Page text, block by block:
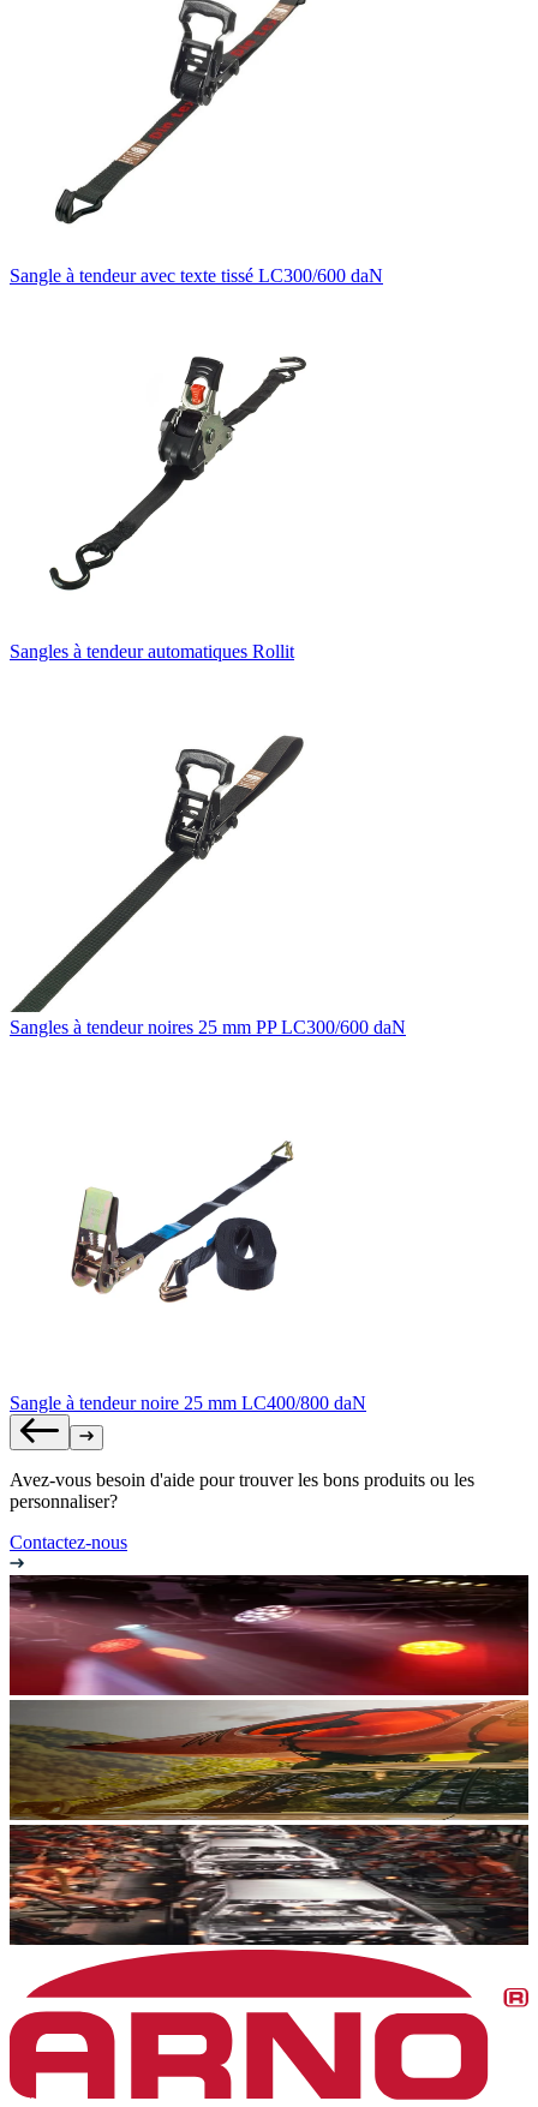
Sangle à tendeur avec texte tissé LC300/600 daN
Sangles à tendeur automatiques Rollit
Sangles à tendeur noires 25 mm PP LC300/600 daN
Sangle à tendeur noire 25 mm LC400/800 daN
Avez-vous besoin d'aide pour trouver les bons produits ou les
personnaliser?
Contactez-nous